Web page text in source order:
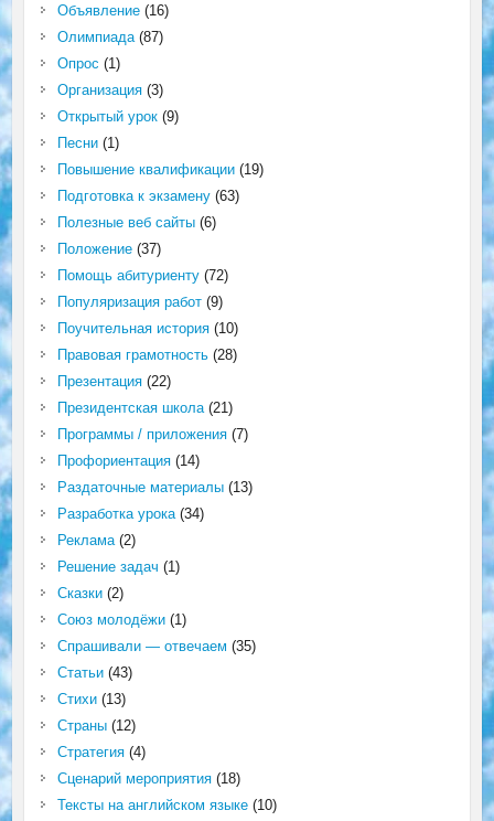
Объявление(16)
Олимпиада(87)
Опрос (1)
Организация(3)
Открытый урок(9)
Песни(1)
Повышение квалификации(19)
Подготовка к экзамену(63)
Полезные веб сайты(6)
Положение(37)
Помощь абитуриенту(72)
Популяризация работ(9)
Поучительная история(10)
Правовая грамотность(28)
Презентация(22)
Президентская школа(21)
Программы / приложения(7)
Профориентация(14)
Раздаточные материалы(13)
Разработка урока(34)
Реклама(2)
Решение задач (1)
Сказки(2)
Союз молодёжи(1)
Спрашивали — отвечаем (35)
Статьи(43)
Стихи(13)
Страны(12)
Стратегия(4)
Сценарий мероприятия(18)
Тексты на английском языке(10)